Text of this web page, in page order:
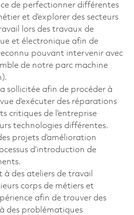
de perfectionner différentes
et d’explorer des secteurs
lors des travaux de
et électronique afin de
pouvant intervenir avec
de notre parc machine
sollicitée afin de procéder à
d’exécuter des réparations
critiques de l’entreprise
technologies différentes.
projets d’amélioration
d’introduction de
des ateliers de travail
corps de métiers et
afin de trouver des
des problématiques